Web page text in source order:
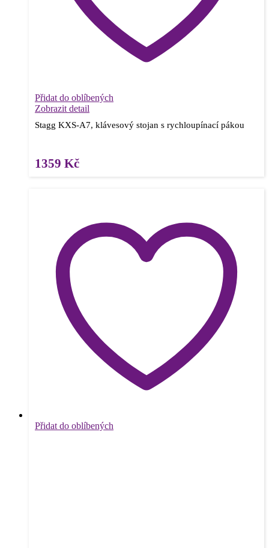
Přidat do oblíbených
Zobrazit detail
Stagg KXS-A7, klávesový stojan s rychloupínací pákou
1359 Kč
Přidat do oblíbených